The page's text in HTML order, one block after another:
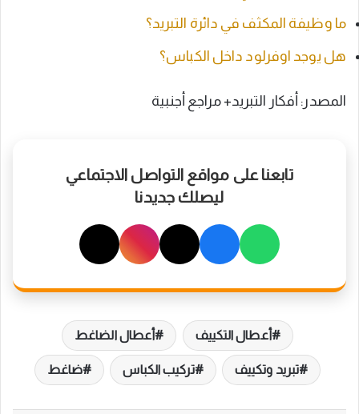
ما وظيفة المكثف في دائرة التبريد؟
هل يوجد اوفرلود داخل الكباس؟
المصدر: أفكار التبريد+ مراجع أجنبية
تابعنا على مواقع التواصل الاجتماعي
ليصلك جديدنا
أعطال التكييف أعطال الضاغط
تبريد وتكييف تركيب الكباس ضاغط